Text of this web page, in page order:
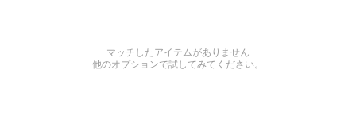
マッチしたアイテムがありません
他のオプションで試してみてください。